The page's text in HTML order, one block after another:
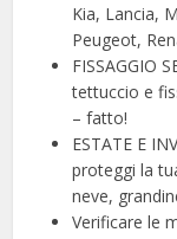
Kia, Lancia,
Peugeot,
FISSAGGIO
tettuccio e
– fatto!
ESTATE E
proteggi la
neve,
Verificare le